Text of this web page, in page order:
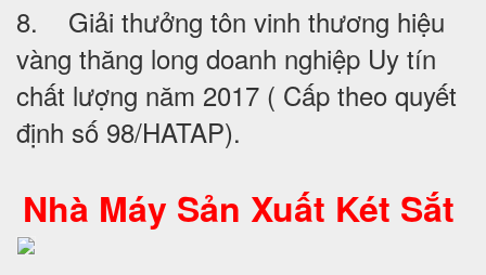
8. Giải thưởng tôn vinh thương hiệu
vàng thăng long doanh nghiệp Uy tín
chất lượng năm 2017 ( Cấp theo quyết
định số 98/HATAP).
Nhà Máy Sản Xuất Két Sắt